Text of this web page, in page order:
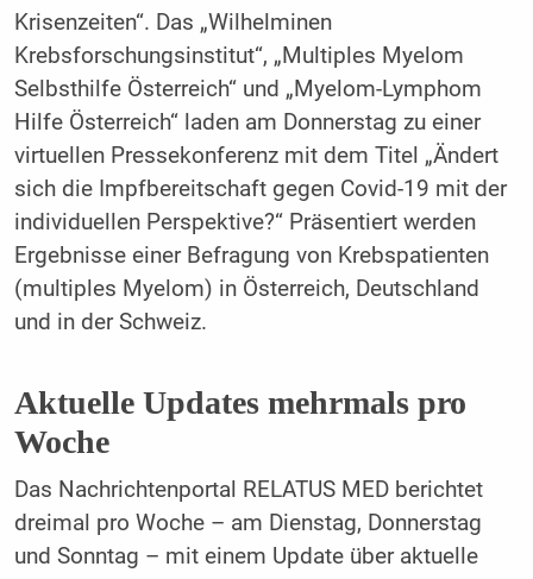
Krisenzeiten“. Das „Wilhelminen
Krebsforschungsinstitut“, „Multiples Myelom
Selbsthilfe Österreich“ und „Myelom-Lymphom
Hilfe Österreich“ laden am Donnerstag zu einer
virtuellen Pressekonferenz mit dem Titel „Ändert
sich die Impfbereitschaft gegen Covid-19 mit der
individuellen Perspektive?“ Präsentiert werden
Ergebnisse einer Befragung von Krebspatienten
(multiples Myelom) in Österreich, Deutschland
und in der Schweiz.
Aktuelle Updates mehrmals pro
Woche
Das Nachrichtenportal RELATUS MED berichtet
dreimal pro Woche – am Dienstag, Donnerstag
und Sonntag – mit einem Update über aktuelle